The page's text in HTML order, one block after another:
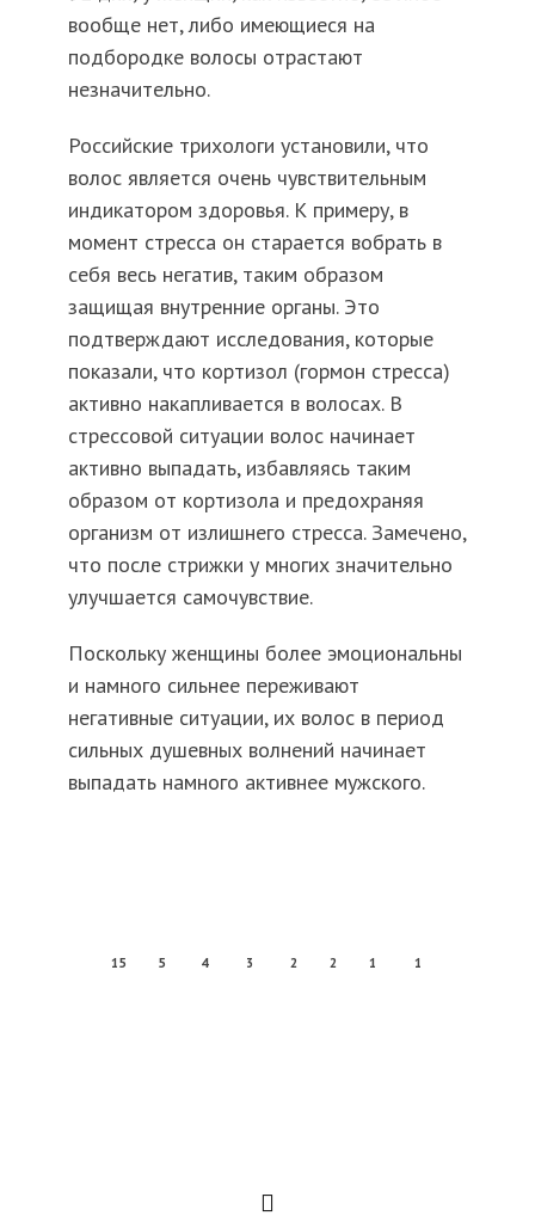
вообще нет, либо имеющиеся на
подбородке волосы отрастают
незначительно.
Российские трихологи установили, что
волос является очень чувствительным
индикатором здоровья. К примеру, в
момент стресса он старается вобрать в
себя весь негатив, таким образом
защищая внутренние органы. Это
подтверждают исследования, которые
показали, что кортизол (гормон стресса)
активно накапливается в волосах. В
стрессовой ситуации волос начинает
активно выпадать, избавляясь таким
образом от кортизола и предохраняя
организм от излишнего стресса. Замечено,
что после стрижки у многих значительно
улучшается самочувствие.
Поскольку женщины более эмоциональны
и намного сильнее переживают
негативные ситуации, их волос в период
сильных душевных волнений начинает
выпадать намного активнее мужского.
15 5 4 3 2 2 1 1